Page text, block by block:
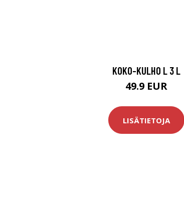
KOKO-KULHO L 3 L
49.9 EUR
LISÄTIETOJA